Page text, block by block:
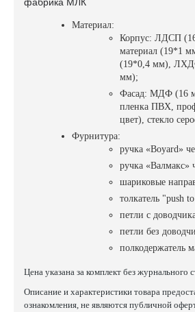
фабрика МЛК
Материал:
Корпус: ЛДСП
материал (19*1
(19*0,4 мм),
мм);
Фасад: МДФ (16
пленка ПВХ,
цвет), стекло
Фурнитура:
ручка «Boyard»
ручка «Валмакс»
шариковые
толкатель "push
петли с
петли без
полкодержатель
Цена указана за комплект без журнального
Описание и характеристики товара
ознакомления, не являются публичной